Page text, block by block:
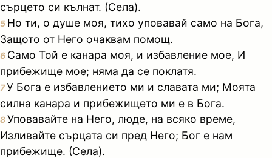
сърцето си кълнат. (Села).
5 Но ти, о душе моя, тихо уповавай само на Бога,
Защото от Него очаквам помощ.
6 Само Той е канара моя, и избавление мое, И
прибежище мое; няма да се поклатя.
7У Бога е избавлението ми и славата ми; Моята
силна канара и прибежището ми е в Бога.
8Уповавайте на Него, люде, на всяко време,
Изливайте сърцата си пред Него; Бог е нам
прибежище. (Села).